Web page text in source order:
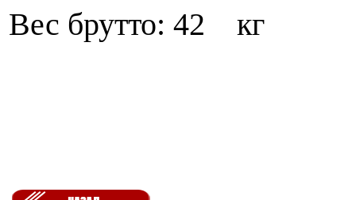
Вес брутто: 42 кг